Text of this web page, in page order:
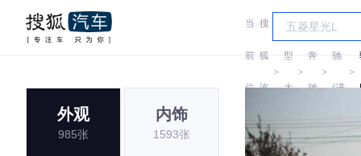
当
前
位
置:
搜
狐
汽
车
＞
车
型
大
＞
奔
驰
＞
奔
驰
(进
＞
外观
985张
内饰
1593张